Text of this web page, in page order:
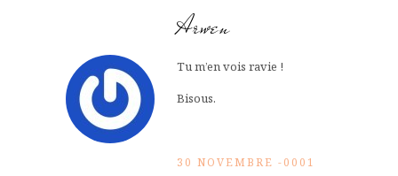
Arwen
Tu m’en vois ravie !
Bisous.
30 NOVEMBRE -0001